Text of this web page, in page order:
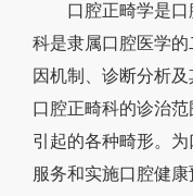
口腔正畸学是
科是隶属口腔医学
因机制、诊断分析及
口腔正畸科的诊治
引起的各种畸形。
服务和实施口腔健康